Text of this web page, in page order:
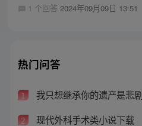
1 个回答 2024年09月09日 13:51
热门问答
1 我只想继承你的遗产是悲
2 现代外科手术类小说下载